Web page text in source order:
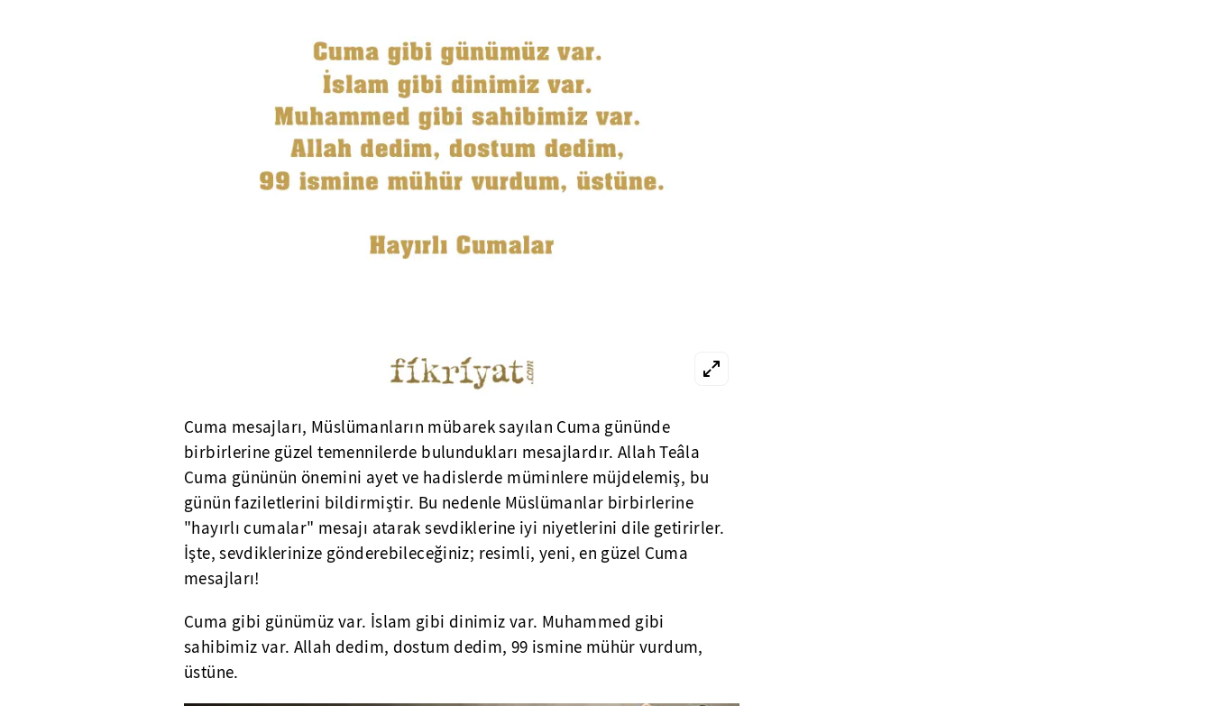
Cuma mesajları, Müslümanların mübarek sayılan Cuma gününde
birbirlerine güzel temennilerde bulundukları mesajlardır. Allah Teâla
Cuma gününün önemini ayet ve hadislerde müminlere müjdelemiş, bu
günün faziletlerini bildirmiştir. Bu nedenle Müslümanlar birbirlerine
"hayırlı cumalar" mesajı atarak sevdiklerine iyi niyetlerini dile getirirler.
İşte, sevdiklerinize gönderebileceğiniz; resimli, yeni, en güzel Cuma
mesajları!
Cuma gibi günümüz var. İslam gibi dinimiz var. Muhammed gibi
sahibimiz var. Allah dedim, dostum dedim, 99 ismine mühür vurdum,
üstüne.